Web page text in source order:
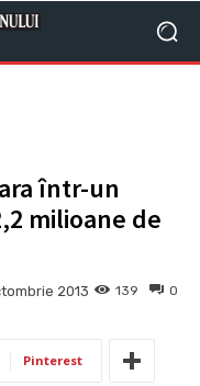
într-un
milioane de
2013 0
139
Pinterest